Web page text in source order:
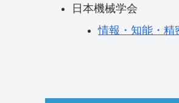
日本機械学会
情報・知能・精